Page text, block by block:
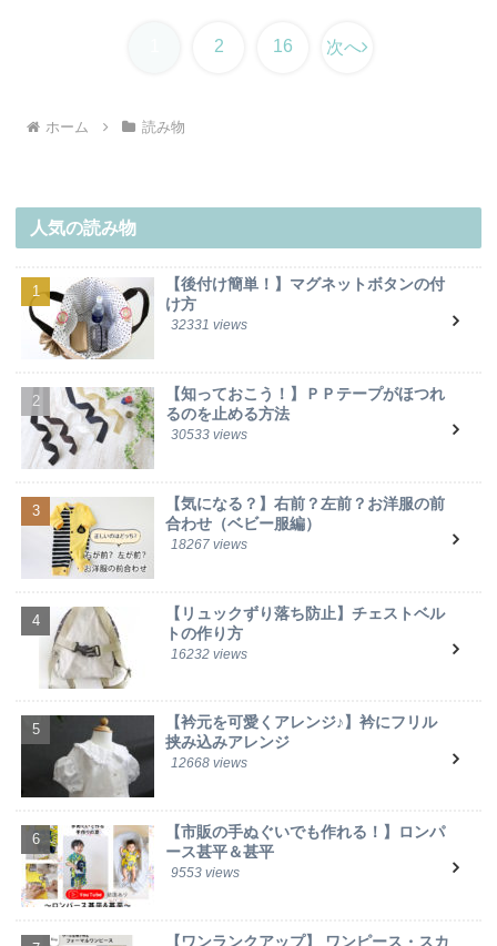
2 16 次へ
ホーム 読み物
人気の読み物
【後付け簡単！】マグネットボタンの付
け方
32331 views
【知っておこう！】ＰＰテープがほつれ
るのを止める方法
30533 views
【気になる？】右前？左前？お洋服の前
合わせ（ベビー服編）
18267 views
【リュックずり落ち防止】チェストベル
トの作り方
16232 views
【衿元を可愛くアレンジ♪】衿にフリル
挟み込みアレンジ
12668 views
【市販の手ぬぐいでも作れる！】ロンパ
ース甚平＆甚平
9553 views
【ワンランクアップ】 ワンピース・スカ